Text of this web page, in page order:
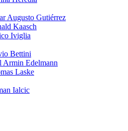
Augusto Gutiérrez
Kaasch
Iviglia
Bettini
Armin Edelmann
Laske
Ialcic